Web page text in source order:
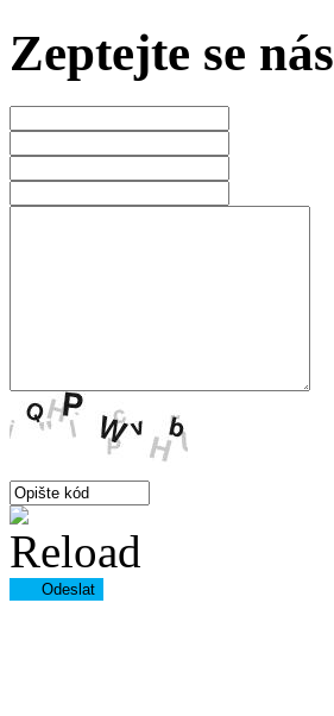
Zeptejte se nás
Odeslat